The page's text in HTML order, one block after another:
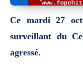
Ce mardi 27
surveillant du
agressé.